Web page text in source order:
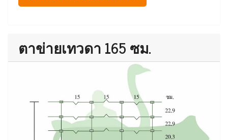
ตาข่ายเทวดา 165 ซม.